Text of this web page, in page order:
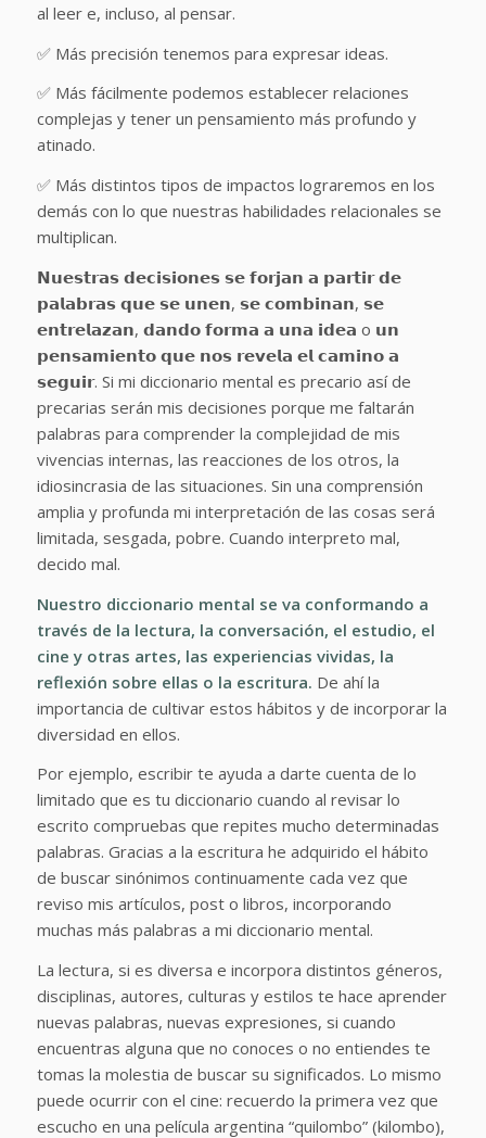
al leer e, incluso, al pensar.
✅ Más precisión tenemos para expresar ideas.
✅ Más fácilmente podemos establecer relaciones
complejas y tener un pensamiento más profundo y
atinado.
✅ Más distintos tipos de impactos lograremos en los
demás con lo que nuestras habilidades relacionales se
multiplican.
𝗡𝘂𝗲𝘀𝘁𝗿𝗮𝘀 𝗱𝗲𝗰𝗶𝘀𝗶𝗼𝗻𝗲𝘀 𝘀𝗲 𝗳𝗼𝗿𝗷𝗮𝗻 𝗮 𝗽𝗮𝗿𝘁𝗶𝗿 𝗱𝗲
𝗽𝗮𝗹𝗮𝗯𝗿𝗮𝘀 𝗾𝘂𝗲 𝘀𝗲 𝘂𝗻𝗲𝗻, 𝘀𝗲 𝗰𝗼𝗺𝗯𝗶𝗻𝗮𝗻, 𝘀𝗲
𝗲𝗻𝘁𝗿𝗲𝗹𝗮𝘇𝗮𝗻, 𝗱𝗮𝗻𝗱𝗼 𝗳𝗼𝗿𝗺𝗮 𝗮 𝘂𝗻𝗮 𝗶𝗱𝗲𝗮 o 𝘂𝗻
𝗽𝗲𝗻𝘀𝗮𝗺𝗶𝗲𝗻𝘁𝗼 𝗾𝘂𝗲 𝗻𝗼𝘀 𝗿𝗲𝘃𝗲𝗹𝗮 𝗲𝗹 𝗰𝗮𝗺𝗶𝗻𝗼 𝗮
𝘀𝗲𝗴𝘂𝗶𝗿. Si mi diccionario mental es precario así de
precarias serán mis decisiones porque me faltarán
palabras para comprender la complejidad de mis
vivencias internas, las reacciones de los otros, la
idiosincrasia de las situaciones. Sin una comprensión
amplia y profunda mi interpretación de las cosas será
limitada, sesgada, pobre. Cuando interpreto mal,
decido mal.
Nuestro diccionario mental se va conformando a
través de la lectura, la conversación, el estudio, el
cine y otras artes, las experiencias vividas, la
reflexión sobre ellas o la escritura. De ahí la
importancia de cultivar estos hábitos y de incorporar la
diversidad en ellos.
Por ejemplo, escribir te ayuda a darte cuenta de lo
limitado que es tu diccionario cuando al revisar lo
escrito compruebas que repites mucho determinadas
palabras. Gracias a la escritura he adquirido el hábito
de buscar sinónimos continuamente cada vez que
reviso mis artículos, post o libros, incorporando
muchas más palabras a mi diccionario mental.
La lectura, si es diversa e incorpora distintos géneros,
disciplinas, autores, culturas y estilos te hace aprender
nuevas palabras, nuevas expresiones, si cuando
encuentras alguna que no conoces o no entiendes te
tomas la molestia de buscar su significados. Lo mismo
puede ocurrir con el cine: recuerdo la primera vez que
escucho en una película argentina “quilombo” (kilombo),